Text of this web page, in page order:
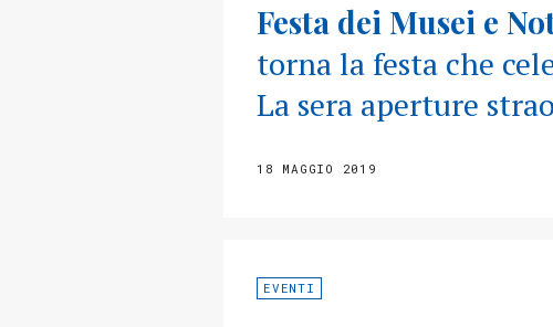
Festa dei Musei e
torna la festa che
La sera aperture
18 MAGGIO 2019
EVENTI